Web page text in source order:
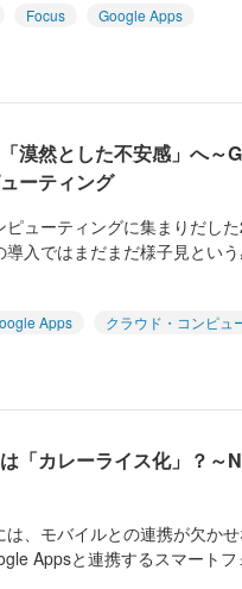
Focus
Google Apps
漠然とした不安感」へ～
ーティング
ューティングに集まりだした
入ではまだまだ様子見とい
Apps
クラウド・コンピュ
「カレーライス化」？～
、モバイルとの連携が欠か
Appsと連携するスマートフ